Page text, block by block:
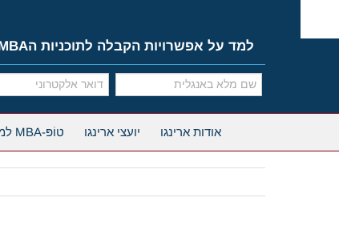
content
למד על אפשרויות הקבלה לתוכניות הMBA המובילות
אודות ארינגו יועצי ארינגו טוֹפּ-MBA למתחילים